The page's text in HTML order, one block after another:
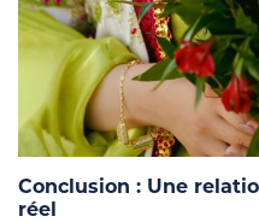
Conclusion : Une
réel